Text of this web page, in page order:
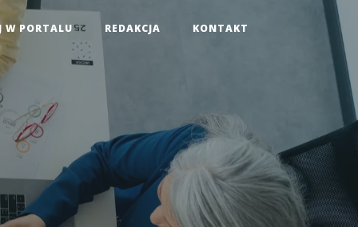
W PORTALU REDAKCJA KONTAKT